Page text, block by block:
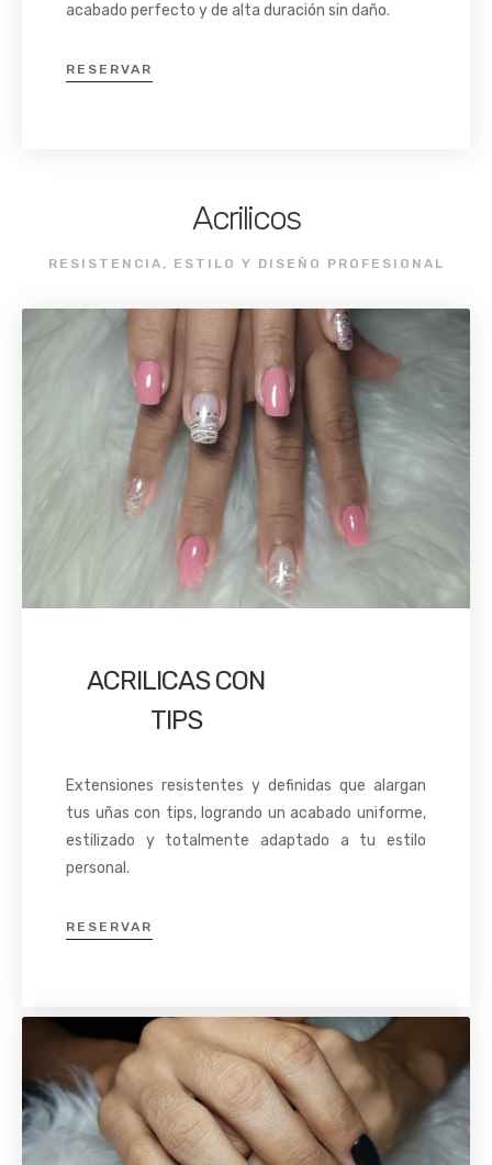
acabado perfecto y de alta duración sin daño.
RESERVAR
Acrilicos
RESISTENCIA, ESTILO Y DISEÑO PROFESIONAL
ACRILICAS CON
TIPS
Extensiones resistentes y definidas que alargan
tus uñas con tips, logrando un acabado uniforme,
estilizado y totalmente adaptado a tu estilo
personal.
RESERVAR